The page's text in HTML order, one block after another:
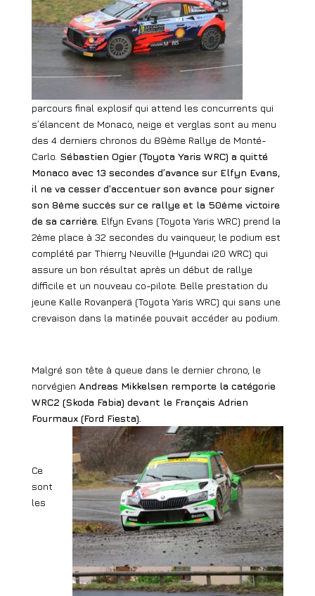
parcours final explosif qui attend les concurrents qui
s’élancent de Monaco, neige et verglas sont au menu
des 4 derniers chronos du 89ème Rallye de Monté-
Carlo. Sébastien Ogier (Toyota Yaris WRC) a quitté
Monaco avec 13 secondes d’avance sur Elfyn Evans,
il ne va cesser d’accentuer son avance pour signer
son 8ème succès sur ce rallye et la 50ème victoire
de sa carrière. Elfyn Evans (Toyota Yaris WRC) prend la
2ème place à 32 secondes du vainqueur, le podium est
complété par Thierry Neuville (Hyundai i20 WRC) qui
assure un bon résultat après un début de rallye
difficile et un nouveau co-pilote. Belle prestation du
jeune Kalle Rovanperä (Toyota Yaris WRC) qui sans une
crevaison dans la matinée pouvait accéder au podium.
Malgré son tête à queue dans le dernier chrono, le
norvégien Andreas Mikkelsen remporte la catégorie
WRC2 (Skoda Fabia) devant le Français Adrien
Fourmaux (Ford Fiesta).
Ce
sont
les